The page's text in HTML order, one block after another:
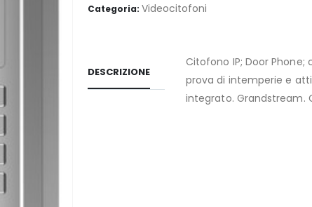
Categoria: Videocitofoni
DESCRIZIONE
Citofono IP; Door Phone;
prova di intemperie e atti
integrato. Grandstream.